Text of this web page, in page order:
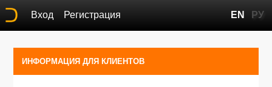
Вход Регистрация EN РУ
ИНФОРМАЦИЯ ДЛЯ КЛИЕНТОВ